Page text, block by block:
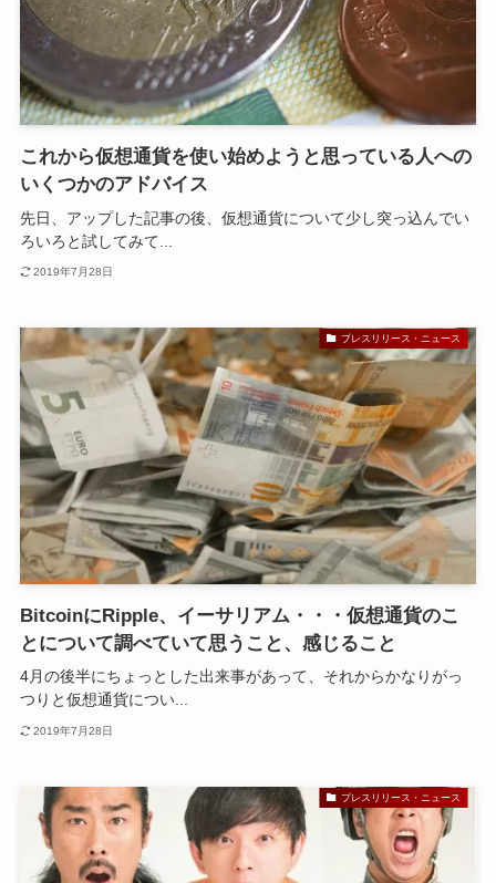
これから仮想通貨を使い始めようと思っている人への
いくつかのアドバイス
先日、アップした記事の後、仮想通貨について少し突っ込んでい
ろいろと試してみて...
2019年7月28日
プレスリリース・ニュース
BitcoinにRipple、イーサリアム・・・仮想通貨のこ
とについて調べていて思うこと、感じること
4月の後半にちょっとした出来事があって、それからかなりがっ
つりと仮想通貨につい...
2019年7月28日
プレスリリース・ニュース